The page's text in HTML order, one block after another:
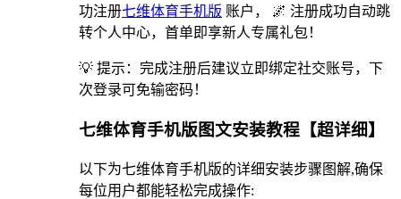
功注册七维体育手机版 账户， 🌌 注册成功自动跳
转个人中心，首单即享新人专属礼包！
💡 提示：完成注册后建议立即绑定社交账号，下
次登录可免输密码！
七维体育手机版图文安装教程【超详细】
以下为七维体育手机版的详细安装步骤图解,确保
每位用户都能轻松完成操作: